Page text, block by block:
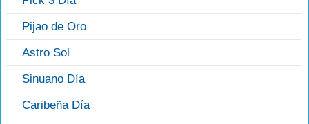
Pijao de Oro
Astro Sol
Sinuano Día
Caribeña Día